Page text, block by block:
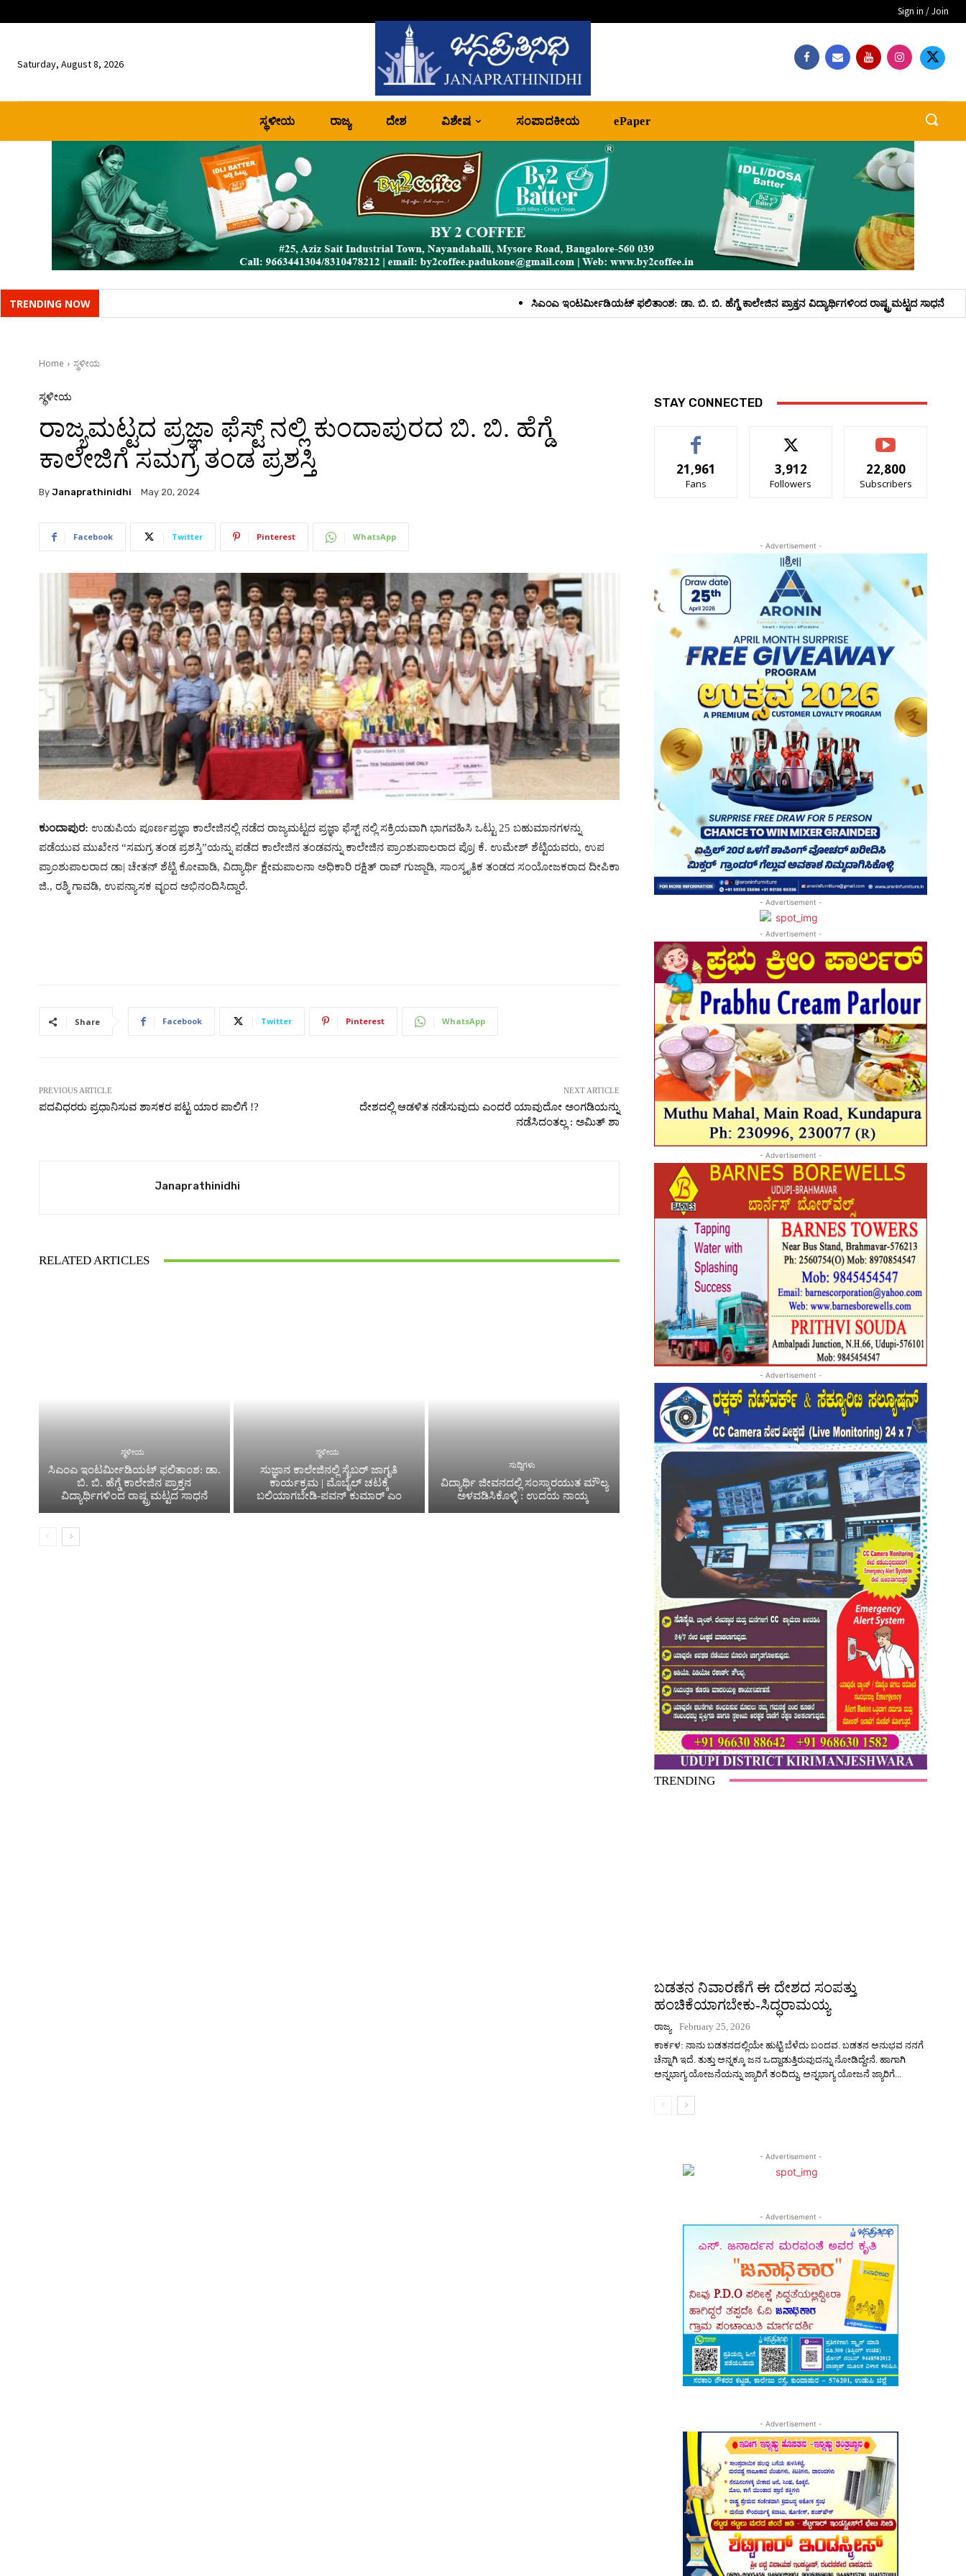
Sign in / Join
Saturday, August 8, 2026
ಸ್ಥಳೀಯ ರಾಜ್ಯ ದೇಶ ವಿಶೇಷ ಸಂಪಾದಕೀಯ ePaper
TRENDING NOW ಸಿ‌ಎಂಎ ಇಂಟರ್ಮೀಡಿಯಟ್ ಫಲಿತಾಂಶ: ಡಾ. ಬಿ. ಬಿ. ಹೆಗ್ಡೆ ಕಾಲೇಜಿನ ಪ್ರಾಕ್ತನ ವಿದ್ಯಾರ್ಥಿಗಳಿಂದ ರಾಷ್ಟ್ರಮಟ್ಟದ ಸಾಧನೆ ಸುಜ್ಞಾನ
Home ಸ್ಥಳೀಯ
ಸ್ಥಳೀಯ
ರಾಜ್ಯಮಟ್ಟದ ಪ್ರಜ್ಞಾ ಫೆಸ್ಟ್ ನಲ್ಲಿ ಕುಂದಾಪುರದ ಬಿ. ಬಿ. ಹೆಗ್ಡೆ
ಕಾಲೇಜಿಗೆ ಸಮಗ್ರ ತಂಡ ಪ್ರಶಸ್ತಿ
By Janaprathinidhi May 20, 2024
Facebook Twitter Pinterest WhatsApp
ಕುಂದಾಪುರ: ಉಡುಪಿಯ ಪೂರ್ಣಪ್ರಜ್ಞಾ ಕಾಲೇಜಿನಲ್ಲಿ ನಡೆದ ರಾಜ್ಯಮಟ್ಟದ ಪ್ರಜ್ಞಾ ಫೆಸ್ಟ್ ನಲ್ಲಿ ಸಕ್ರಿಯವಾಗಿ ಭಾಗವಹಿಸಿ ಒಟ್ಟು 25 ಬಹುಮಾನಗಳನ್ನು
ಪಡೆಯುವ ಮುಖೇನ “ಸಮಗ್ರ ತಂಡ ಪ್ರಶಸ್ತಿ”ಯನ್ನು ಪಡೆದ ಕಾಲೇಜಿನ ತಂಡವನ್ನು ಕಾಲೇಜಿನ ಪ್ರಾಂಶುಪಾಲರಾದ ಪ್ರೊ| ಕೆ. ಉಮೇಶ್ ಶೆಟ್ಟಿಯವರು, ಉಪ
ಪ್ರಾಂಶುಪಾಲರಾದ ಡಾ| ಚೇತನ್ ಶೆಟ್ಟಿ ಕೋವಾಡಿ, ವಿದ್ಯಾರ್ಥಿ ಕ್ಷೇಮಪಾಲನಾ ಅಧಿಕಾರಿ ರಕ್ಷಿತ್ ರಾವ್ ಗುಜ್ಜಾಡಿ, ಸಾಂಸ್ಕೃತಿಕ ತಂಡದ ಸಂಯೋಜಕರಾದ ದೀಪಿಕಾ
ಜಿ., ರಶ್ಮಿ ಗಾವಡಿ, ಉಪನ್ಯಾಸಕ ವೃಂದ ಅಭಿನಂದಿಸಿದ್ದಾರೆ.
Share Facebook Twitter Pinterest WhatsApp
PREVIOUS ARTICLE
ಪದವಿಧರರು ಪ್ರಧಾನಿಸುವ ಶಾಸಕರ ಪಟ್ಟ ಯಾರ ಪಾಲಿಗೆ !?
NEXT ARTICLE
ದೇಶದಲ್ಲಿ ಆಡಳಿತ ನಡೆಸುವುದು ಎಂದರೆ ಯಾವುದೋ ಅಂಗಡಿಯನ್ನು
ನಡೆಸಿದಂತಲ್ಲ : ಅಮಿತ್‌ ಶಾ
Janaprathinidhi
RELATED ARTICLES
ಸ್ಥಳೀಯ
ಸಿ‌ಎಂಎ ಇಂಟರ್ಮೀಡಿಯಟ್ ಫಲಿತಾಂಶ: ಡಾ.
ಬಿ. ಬಿ. ಹೆಗ್ಡೆ ಕಾಲೇಜಿನ ಪ್ರಾಕ್ತನ
ವಿದ್ಯಾರ್ಥಿಗಳಿಂದ ರಾಷ್ಟ್ರಮಟ್ಟದ ಸಾಧನೆ
ಸ್ಥಳೀಯ
ಸುಜ್ಞಾನ ಕಾಲೇಜಿನಲ್ಲಿ ಸೈಬರ್ ಜಾಗೃತಿ
ಕಾರ್ಯಕ್ರಮ | ಮೊಬೈಲ್ ಚಟಕ್ಕೆ
ಬಲಿಯಾಗಬೇಡಿ-ಪವನ್‌ ಕುಮಾರ್ ಎಂ
ಸುದ್ದಿಗಳು
ವಿದ್ಯಾರ್ಥಿ ಜೀವನದಲ್ಲಿ ಸಂಸ್ಕಾರಯುತ ಮೌಲ್ಯ
ಅಳವಡಿಸಿಕೊಳ್ಳಿ : ಉದಯ ನಾಯ್ಕ
STAY CONNECTED
21,961
Fans
3,912
Followers
22,800
Subscribers
- Advertisement -
- Advertisement -
- Advertisement -
- Advertisement -
- Advertisement -
TRENDING
ಬಡತನ ನಿವಾರಣೆಗೆ ಈ ದೇಶದ ಸಂಪತ್ತು
ಹಂಚಿಕೆಯಾಗಬೇಕು-ಸಿದ್ಧರಾಮಯ್ಯ
ರಾಜ್ಯ
February 25, 2026
ಕಾರ್ಕಳ: ನಾನು ಬಡತನದಲ್ಲಿಯೇ ಹುಟ್ಟಿ ಬೆಳೆದು ಬಂದವ. ಬಡತನ ಅನುಭವ ನನಗೆ
ಚೆನ್ನಾಗಿ ಇದೆ. ತುತ್ತು ಅನ್ನಕ್ಕೂ ಜನ ಒದ್ದಾಡುತ್ತಿರುವುದನ್ನು ನೋಡಿದ್ದೇನೆ. ಹಾಗಾಗಿ
ಅನ್ನಭಾಗ್ಯ ಯೋಜನೆಯನ್ನು ಜ್ಯಾರಿಗೆ ತಂದಿದ್ದು. ಅನ್ನಭಾಗ್ಯ ಯೋಜನೆ ಜ್ಯಾರಿಗೆ...
- Advertisement -
- Advertisement -
- Advertisement -